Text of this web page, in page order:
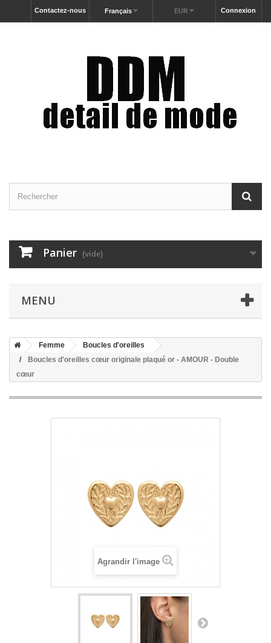
Connexion
EUR
Français
Contactez-nous
Panier (vide)
MENU
Femme
Boucles d'oreilles
Boucles d'oreilles cœur originale plaqué or - AMOUR - Double
cœur
Agrandir l'image